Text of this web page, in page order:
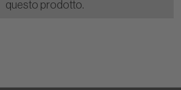
questo prodotto.